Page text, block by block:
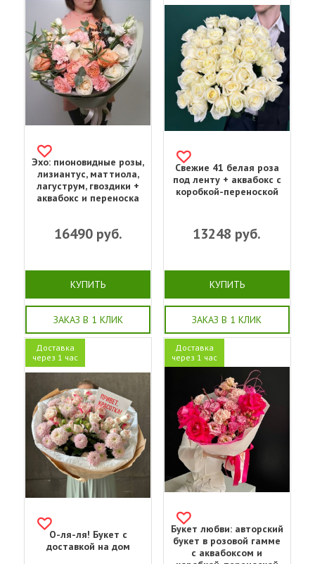
Эхо: пионовидные розы,
лизиантус, маттиола,
лагуструм, гвоздики +
аквабокс и переноска
16490руб.
КУПИТЬ
ЗАКАЗ В 1 КЛИК
Свежие 41 белая роза
под ленту + аквабокс с
коробкой-переноской
13248 руб.
КУПИТЬ
ЗАКАЗ В 1 КЛИК
Доставка
через 1 час
О-ля-ля! Букет с
доставкой на дом
Доставка
через 1 час
Букет любви: авторский
букет в розовой гамме
с аквабоксом и